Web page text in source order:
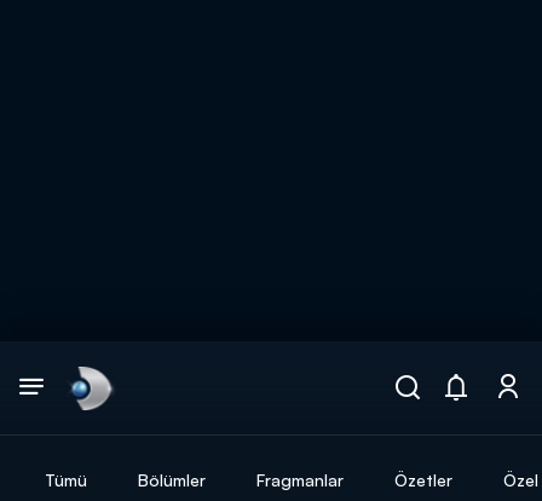
Tümü Bölümler Fragmanlar Özetler